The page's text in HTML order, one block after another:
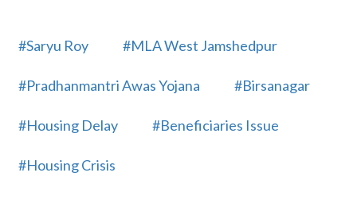
#Saryu Roy #MLA West Jamshedpur
#Pradhanmantri Awas Yojana #Birsanagar
#Housing Delay #Beneficiaries Issue
#Housing Crisis